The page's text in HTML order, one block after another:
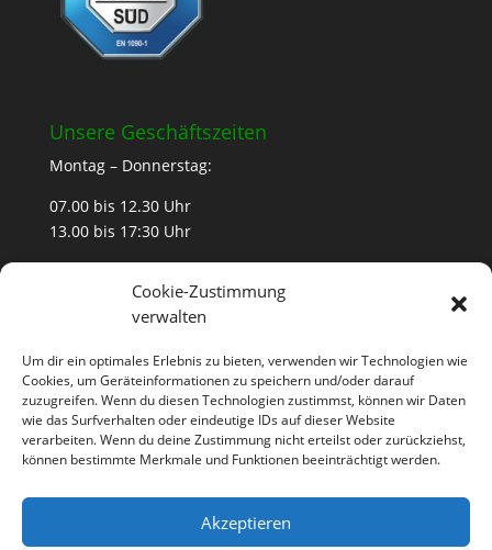
Cookie-Zustimmung
verwalten
Um dir ein optimales Erlebnis zu bieten, verwenden wir Technologien wie
Cookies, um Geräteinformationen zu speichern und/oder darauf
zuzugreifen. Wenn du diesen Technologien zustimmst, können wir Daten
wie das Surfverhalten oder eindeutige IDs auf dieser Website
verarbeiten. Wenn du deine Zustimmung nicht erteilst oder zurückziehst,
können bestimmte Merkmale und Funktionen beeinträchtigt werden.
Akzeptieren
Unsere Geschäftszeiten
Montag – Donnerstag:
07.00 bis 12.30 Uhr
13.00 bis 17:30 Uhr
07.00 bis 12:30 Uhr
Samstag
nach Vereinbarung
Kontakt
Impressum